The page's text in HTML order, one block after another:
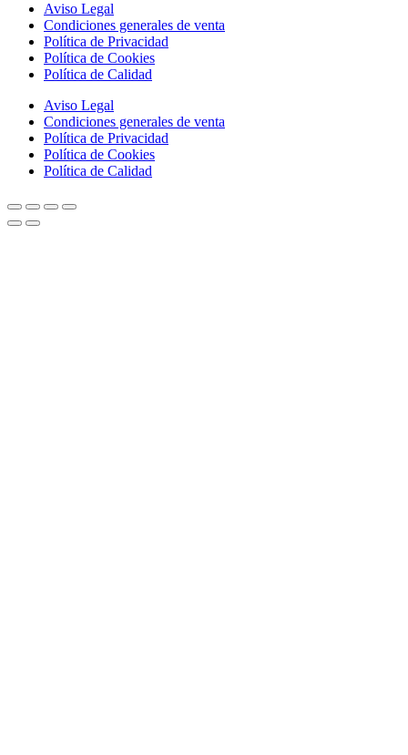
Aviso Legal
Condiciones generales de venta
Política de Privacidad
Política de Cookies
Política de Calidad
Aviso Legal
Condiciones generales de venta
Política de Privacidad
Política de Cookies
Política de Calidad